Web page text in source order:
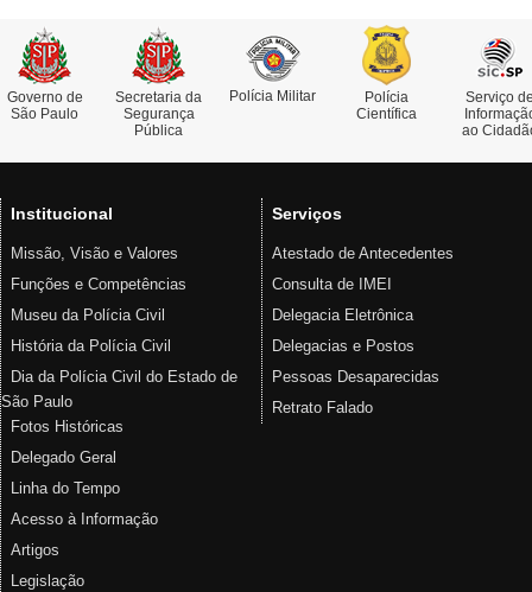
Governo de
São Paulo
Secretaria da
Segurança
Pública
Polícia Militar
Polícia
Científica
Serviço
ao
Institucional
Missão, Visão e Valores
Funções e Competências
Museu da Polícia Civil
História da Polícia Civil
Dia da Polícia Civil do Estado de
São Paulo
Fotos Históricas
Delegado Geral
Linha do Tempo
Acesso à Informação
Artigos
Legislação
Serviços
Atestado de Antecedentes
Consulta de IMEI
Delegacia Eletrônica
Delegacias e Postos
Pessoas Desaparecidas
Retrato Falado